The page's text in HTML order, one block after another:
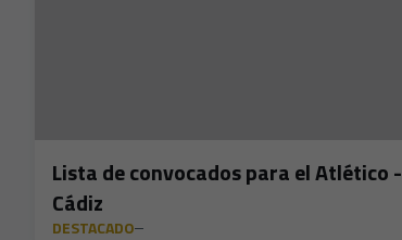
Lista de convocados para el Atlético -
Cádiz
DESTACADO